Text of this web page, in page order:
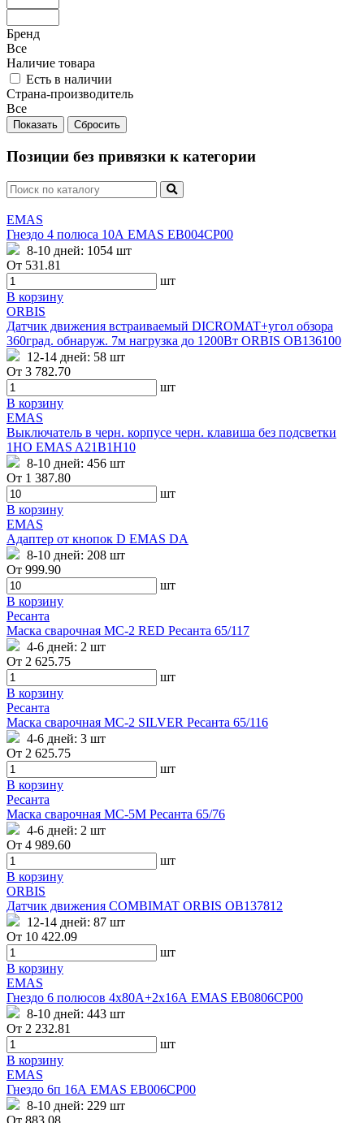
Бренд
Все
Наличие товара
Есть в наличии
Страна-производитель
Все
Позиции без привязки к категории
EMAS
Гнездо 4 полюса 10А EMAS EB004CP00
8-10 дней: 1054 шт
От 531.81
шт
В корзину
ORBIS
Датчик движения встраиваемый DICROMAT+угол обзора
360град. обнаруж. 7м нагрузка до 1200Вт ORBIS OB136100
12-14 дней: 58 шт
От 3 782.70
шт
В корзину
EMAS
Выключатель в черн. корпусе черн. клавиша без подсветки
1НО EMAS A21B1H10
8-10 дней: 456 шт
От 1 387.80
шт
В корзину
EMAS
Адаптер от кнопок D EMAS DA
8-10 дней: 208 шт
От 999.90
шт
В корзину
Ресанта
Маска сварочная МС-2 RED Ресанта 65/117
4-6 дней: 2 шт
От 2 625.75
шт
В корзину
Ресанта
Маска сварочная МС-2 SILVER Ресанта 65/116
4-6 дней: 3 шт
От 2 625.75
шт
В корзину
Ресанта
Маска сварочная МС-5М Ресанта 65/76
4-6 дней: 2 шт
От 4 989.60
шт
В корзину
ORBIS
Датчик движения COMBIMAT ORBIS OB137812
12-14 дней: 87 шт
От 10 422.09
шт
В корзину
EMAS
Гнездо 6 полюсов 4х80А+2х16А EMAS EB0806CP00
8-10 дней: 443 шт
От 2 232.81
шт
В корзину
EMAS
Гнездо 6п 16А EMAS EB006CP00
8-10 дней: 229 шт
От 883.08